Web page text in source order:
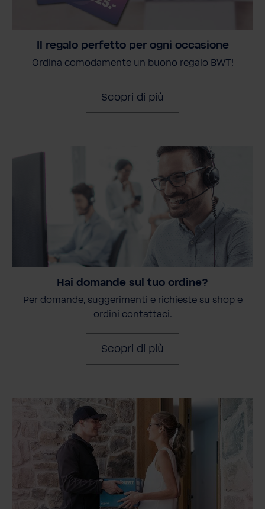
Il regalo perfetto per ogni occasione
Ordina comodamente un buono regalo BWT!
Scopri di più
Hai domande sul tuo ordine?
Per domande, suggerimenti e richieste su shop e
ordini contattaci.
Scopri di più